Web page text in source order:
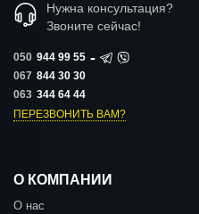
Нужна консультация?
Звоните сейчас!
050 944 99 55 -
067 844 30 30
063 344 64 44
ПЕРЕЗВОНИТЬ ВАМ?
О КОМПАНИИ
О нас